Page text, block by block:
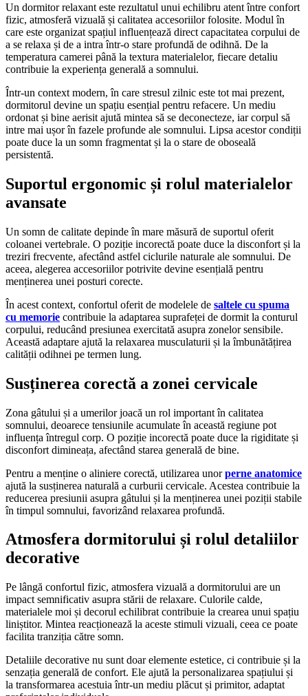
Un dormitor relaxant este rezultatul unui echilibru atent între confort
fizic, atmosferă vizuală și calitatea accesoriilor folosite. Modul în
care este organizat spațiul influențează direct capacitatea corpului de
a se relaxa și de a intra într-o stare profundă de odihnă. De la
temperatura camerei până la textura materialelor, fiecare detaliu
contribuie la experiența generală a somnului.
Într-un context modern, în care stresul zilnic este tot mai prezent,
dormitorul devine un spațiu esențial pentru refacere. Un mediu
ordonat și bine aerisit ajută mintea să se deconecteze, iar corpul să
intre mai ușor în fazele profunde ale somnului. Lipsa acestor condiții
poate duce la un somn fragmentat și la o stare de oboseală
persistentă.
Suportul ergonomic și rolul materialelor
avansate
Un somn de calitate depinde în mare măsură de suportul oferit
coloanei vertebrale. O poziție incorectă poate duce la disconfort și la
treziri frecvente, afectând astfel ciclurile naturale ale somnului. De
aceea, alegerea accesoriilor potrivite devine esențială pentru
menținerea unei posturi corecte.
În acest context, confortul oferit de modelele de saltele cu spuma
cu memorie contribuie la adaptarea suprafeței de dormit la conturul
corpului, reducând presiunea exercitată asupra zonelor sensibile.
Această adaptare ajută la relaxarea musculaturii și la îmbunătățirea
calității odihnei pe termen lung.
Susținerea corectă a zonei cervicale
Zona gâtului și a umerilor joacă un rol important în calitatea
somnului, deoarece tensiunile acumulate în această regiune pot
influența întregul corp. O poziție incorectă poate duce la rigiditate și
disconfort dimineața, afectând starea generală de bine.
Pentru a menține o aliniere corectă, utilizarea unorperne anatomice
ajută la susținerea naturală a curburii cervicale. Acestea contribuie la
reducerea presiunii asupra gâtului și la menținerea unei poziții stabile
în timpul somnului, favorizând relaxarea profundă.
Atmosfera dormitorului și rolul detaliilor
decorative
Pe lângă confortul fizic, atmosfera vizuală a dormitorului are un
impact semnificativ asupra stării de relaxare. Culorile calde,
materialele moi și decorul echilibrat contribuie la crearea unui spațiu
liniștitor. Mintea reacționează la aceste stimuli vizuali, ceea ce poate
facilita tranziția către somn.
Detaliile decorative nu sunt doar elemente estetice, ci contribuie și la
senzația generală de confort. Ele ajută la personalizarea spațiului și
la transformarea acestuia într-un mediu plăcut și primitor, adaptat